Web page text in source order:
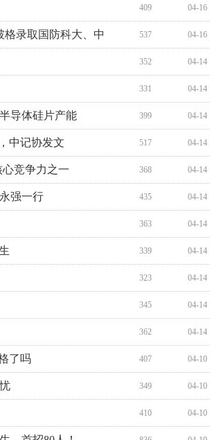
04-16
409
格录取国防科大、中 04-16
537
04-14
352
04-14
331
导体硅片产能 04-14
399
中记协发文 04-14
517
心竞争力之一 04-14
368
强一行 04-14
435
04-14
363
04-14
339
04-14
323
04-14
345
04-14
362
了吗 04-10
407
04-10
349
04-10
410